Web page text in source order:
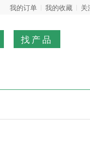
我的订单 我的收藏 关
找产品